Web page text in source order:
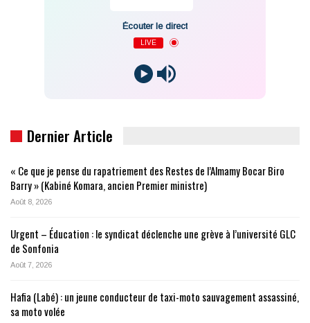
Écouter le direct
LIVE
Dernier Article
« Ce que je pense du rapatriement des Restes de l’Almamy Bocar Biro
Barry » (Kabiné Komara, ancien Premier ministre)
Août 8, 2026
Urgent – Éducation : le syndicat déclenche une grève à l’université GLC
de Sonfonia
Août 7, 2026
Hafia (Labé) : un jeune conducteur de taxi-moto sauvagement assassiné,
sa moto volée